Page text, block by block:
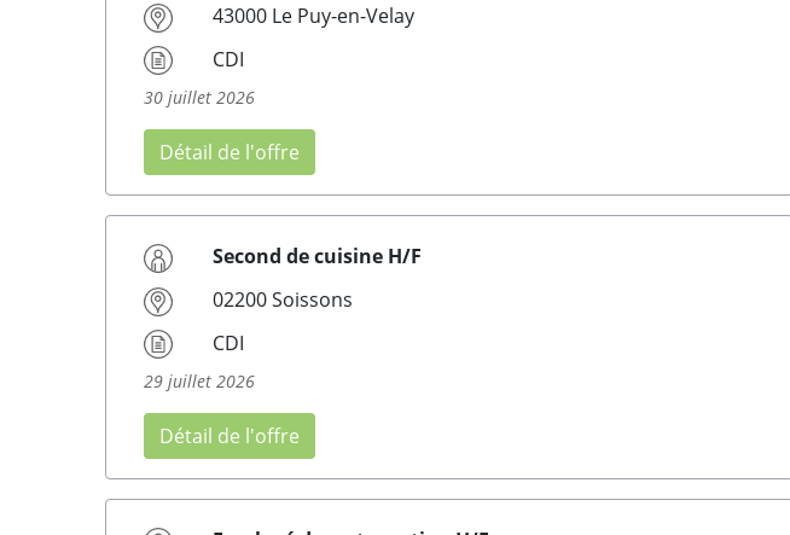
43000 Le Puy-en-Velay
CDI
30 juillet 2026
Détail de l'offre
Second de cuisine H/F
02200 Soissons
CDI
29 juillet 2026
Détail de l'offre